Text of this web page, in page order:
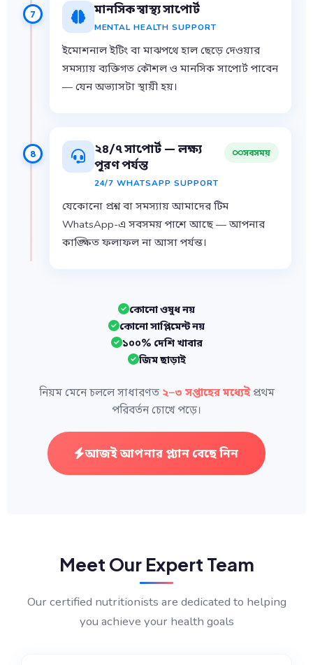
7 মানসিক স্বাস্থ্য সাপোর্ট
MENTAL HEALTH SUPPORT
ইমোশনাল ইটিং বা মাঝপথে হাল ছেড়ে দেওয়ার
সমস্যায় ব্যক্তিগত কৌশল ও মানসিক সাপোর্ট পাবেন
— যেন অভ্যাসটা স্থায়ী হয়।
8
২৪/৭ সাপোর্ট — লক্ষ্য
পূরণ পর্যন্ত
24/7 WHATSAPP SUPPORT
সবসময়
যেকোনো প্রশ্ন বা সমস্যায় আমাদের টিম
WhatsApp-এ সবসময় পাশে আছে — আপনার
কাঙ্ক্ষিত ফলাফল না আসা পর্যন্ত।
কোনো ওষুধ নয়
কোনো সাপ্লিমেন্ট নয়
১০০% দেশি খাবার
জিম ছাড়াই
নিয়ম মেনে চললে সাধারণত ২–৩ সপ্তাহের মধ্যেইপ্রথম
পরিবর্তন চোখে পড়ে।
আজই আপনার প্ল্যান বেছে নিন
Meet Our Expert Team
Our certified nutritionists are dedicated to helping
you achieve your health goals